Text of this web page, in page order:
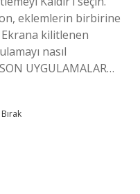
eklemlerin birbirine
kilitlenen
nasıl
UYGULAMALAR…